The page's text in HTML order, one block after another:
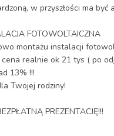
w przyszłości ma być
FOTOWOLTAICZNA
montażu instalacji
realnie ok 21 tys ( po
13% !!!
Twojej rodziny!
PREZENTACJĘ!!!